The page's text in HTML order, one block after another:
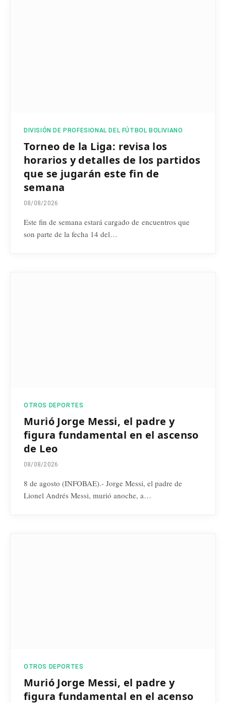
DIVISIÓN DE PROFESIONAL DEL FÚTBOL BOLIVIANO
Torneo de la Liga: revisa los
horarios y detalles de los partidos
que se jugarán este fin de
semana
08/08/2026
Este fin de semana estará cargado de encuentros que
son parte de la fecha 14 del…
OTROS DEPORTES
Murió Jorge Messi, el padre y
figura fundamental en el ascenso
de Leo
08/08/2026
8 de agosto (INFOBAE).- Jorge Messi, el padre de
Lionel Andrés Messi, murió anoche, a…
OTROS DEPORTES
Murió Jorge Messi, el padre y
figura fundamental en el acenso